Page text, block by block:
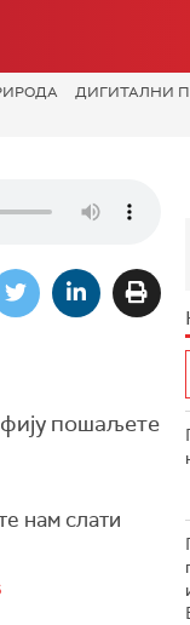
ДИГИТАЛНИ
пошаљете
нам слати